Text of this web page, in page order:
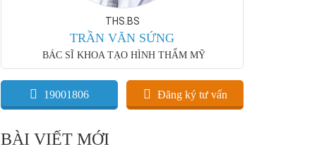
THS.BS
TRẦN VĂN SỨNG
BÁC SĨ KHOA TẠO HÌNH THẨM MỸ
19001806 Đăng ký tư vấn
BÀI VIẾT MỚI